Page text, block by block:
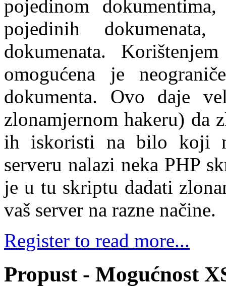
pojedinom
pojedinih
dokumenata.
omogućena je
dokumenta. Ovo daje
zlonamjernom hakeru) da
ih iskoristi na bilo koji
serveru nalazi neka PHP
je u tu skriptu dadati
vaš server na razne načine.
Register to read more...
Propust - Mogućnost